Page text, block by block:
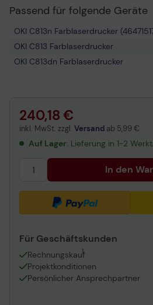
Passend für folgende Geräte
OKI C813n Farblaserdrucker
OKI C813 Farblaserdrucker
OKI C813dn Farblaserdrucker
240,18 €
inkl. MwSt. zzgl. Versand ab 5,99 €
Auf Lager: Lieferung in 1-2
In den
Für Geschäftskunden
Rechnungskauf
1
Projektkonditionen
Persönlicher Ansprechpartner